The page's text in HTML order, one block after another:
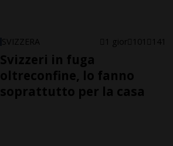
SVIZZERA 1 gior 101 141
Svizzeri in fuga
oltreconfine, lo fanno
soprattutto per la casa